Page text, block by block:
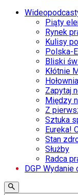
Piąty
Rynek
Kulisy
Polska-
Bliski
Kłótnie
Zapytaj
Między
Z
Sztuka
Eureka!
Stan
Służby
Radca
DGP Wydanie